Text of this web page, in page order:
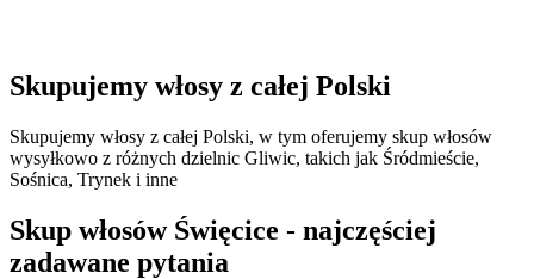
Skupujemy włosy z całej Polski
Skupujemy włosy z całej Polski, w tym oferujemy skup włosów
wysyłkowo z różnych dzielnic Gliwic, takich jak Śródmieście,
Sośnica, Trynek i inne
Skup włosów Święcice - najczęściej
zadawane pytania